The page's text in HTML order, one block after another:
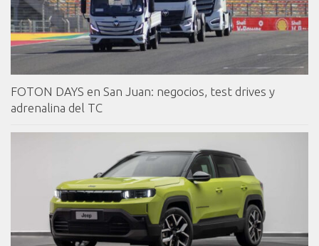
FOTON DAYS en San Juan: negocios, test drives y
adrenalina del TC